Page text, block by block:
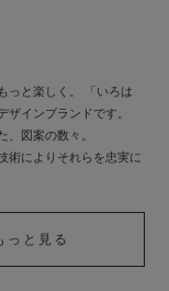
っと楽しく。 「いろは
ザインブランドです。
、図案の数々。
術によりそれらを忠実に
まざまなシーンに向け、
提案していきます。
っと見る